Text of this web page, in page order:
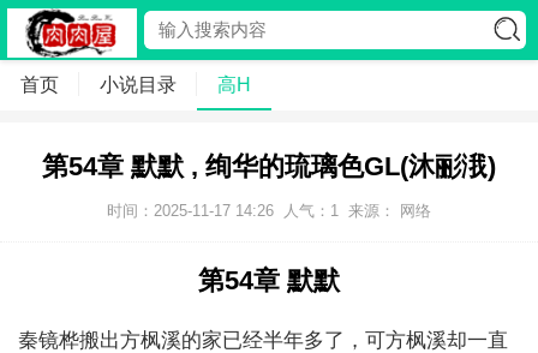
首页 小说目录 高H
第54章 默默 , 绚华的琉璃色GL(沐彨涐)
时间：2025-11-17 14:26 人气： 1 来源： 网络
第54章 默默
秦镜桦搬出方枫溪的家已经半年多了，可方枫溪却一直